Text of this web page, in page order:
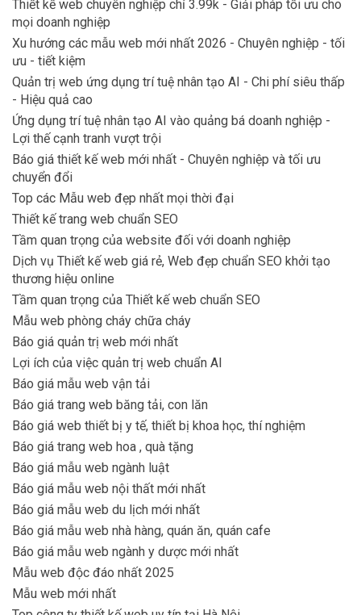
Thiết kế web chuyên nghiệp chỉ 3.99k - Giải pháp tối ưu cho
mọi doanh nghiệp
Xu hướng các mẫu web mới nhất 2026 - Chuyên nghiệp - tối
ưu - tiết kiệm
Quản trị web ứng dụng trí tuệ nhân tạo AI - Chi phí siêu thấp
- Hiệu quả cao
Ứng dụng trí tuệ nhân tạo AI vào quảng bá doanh nghiệp -
Lợi thế cạnh tranh vượt trội
Báo giá thiết kế web mới nhất - Chuyên nghiệp và tối ưu
chuyển đổi
Top các Mẫu web đẹp nhất mọi thời đại
Thiết kế trang web chuẩn SEO
Tầm quan trọng của website đối với doanh nghiệp
Dịch vụ Thiết kế web giá rẻ, Web đẹp chuẩn SEO khởi tạo
thương hiệu online
Tầm quan trọng của Thiết kế web chuẩn SEO
Mẫu web phòng cháy chữa cháy
Báo giá quản trị web mới nhất
Lợi ích của việc quản trị web chuẩn AI
Báo giá mẫu web vận tải
Báo giá trang web băng tải, con lăn
Báo giá web thiết bị y tế, thiết bị khoa học, thí nghiệm
Báo giá trang web hoa , quà tặng
Báo giá mẫu web ngành luật
Báo giá mẫu web nội thất mới nhất
Báo giá mẫu web du lịch mới nhất
Báo giá mẫu web nhà hàng, quán ăn, quán cafe
Báo giá mẫu web ngành y dược mới nhất
Mẫu web độc đáo nhất 2025
Mẫu web mới nhất